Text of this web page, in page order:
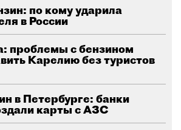
по кому ударила
в России
проблемы с бензином
Карелию без туристов
в Петербурге: банки
карты с АЗС